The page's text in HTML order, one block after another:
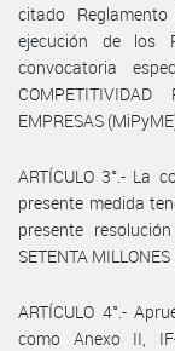
citado
ejecución de los
convocatoria
EMPRESAS
ARTÍCULO 3°.- La
presente medida
presente
SETENTA
ARTÍCULO 4°.-
como Anexo II, IF-